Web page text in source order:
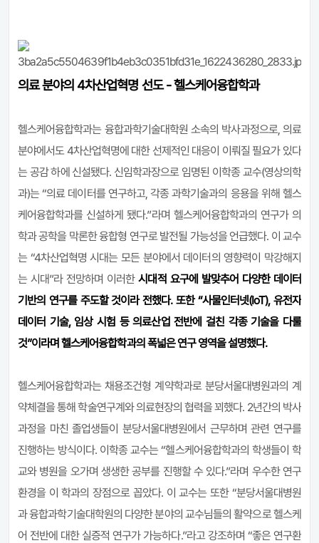
의료 분야의 4차산업혁명 선도 - 헬스케어융합학과
헬스케어융합학과는 융합과학기술대학원 소속의 박사과정으로, 의료
분야에서도 4차산업혁명에 대한 선제적인 대응이 이뤄질 필요가 있다
는 공감 하에 신설됐다. 신임학과장으로 임명된 이학종 교수(영상의학
과)는 “의료 데이터를 연구하고, 각종 과학기술과의 응용을 위해 헬스
케어융합학과를 신설하게 됐다.”라며 헬스케어융합학과의 연구가 의
학과 공학을 막론한 융합형 연구로 발전될 가능성을 언급했다. 이 교수
는 “4차산업혁명 시대는 모든 분야에서 데이터의 영향력이 막강해지
는 시대”라 전망하며 이러한시대적 요구에 발맞추어 다양한 데이터
기반의 연구를 주도할 것이라 전했다. 또한 “사물인터넷(IoT), 유전자
데이터 기술, 임상 시험 등 의료산업 전반에 걸친 각종 기술을 다룰
것”이라며 헬스케어융합학과의 폭넓은 연구 영역을 설명했다.
헬스케어융합학과는 채용조건형 계약학과로 분당서울대병원과의 계
약체결을 통해 학술연구계와 의료현장의 협력을 꾀했다. 2년간의 박사
과정을 마친 졸업생들이 분당서울대병원에서 근무하며 관련 연구를
진행하는 방식이다. 이학종 교수는 “헬스케어융합학과의 학생들이 학
교와 병원을 오가며 생생한 공부를 진행할 수 있다.”라며 우수한 연구
환경을 이 학과의 장점으로 꼽았다. 이 교수는 또한 “분당서울대병원
과 융합과학기술대학원의 다양한 분야의 교수님들의 활약으로 헬스케
어 전반에 대한 실증적 연구가 가능하다.”라고 강조하며 “좋은 연구환